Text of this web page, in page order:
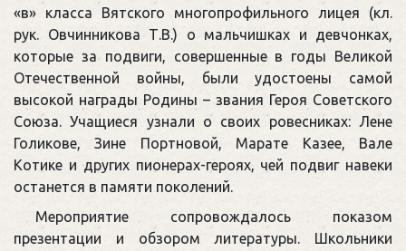
«в» класса Вятского многопрофильного лицея (кл.
рук. Овчинникова Т.В.) о мальчишках и девчонках,
которые за подвиги, совершенные в годы Великой
Отечественной войны, были удостоены самой
высокой награды Родины – звания Героя Советского
Союза. Учащиеся узнали о своих ровесниках: Лене
Голикове, Зине Портновой, Марате Казее, Вале
Котике и других пионерах-героях, чей подвиг навеки
останется в памяти поколений.
Мероприятие сопровождалось показом
презентации и обзором литературы. Школьники